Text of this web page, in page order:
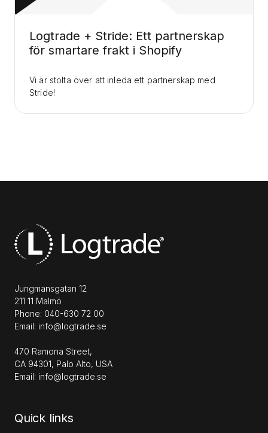
Logtrade + Stride: Ett partnerskap
för smartare frakt i Shopify
Vi är stolta över att inleda ett partnerskap med
Stride!
Jungmansgatan 12
211 11 Malmö
Phone: 040-630 72 00
Email: info@logtrade.se
470 Ramona Street,
CA 94301, Palo Alto, USA
Email: info@logtrade.se
Quick links